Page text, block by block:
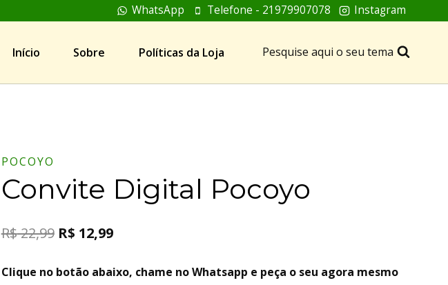
WhatsApp Telefone - 21979907078 Instagram
Início Sobre Políticas da Loja Pesquise aqui o seu tema
POCOYO
Convite Digital Pocoyo
R$22,99 R$ 12,99
Clique no botão abaixo, chame no Whatsapp e peça o seu agora mesmo